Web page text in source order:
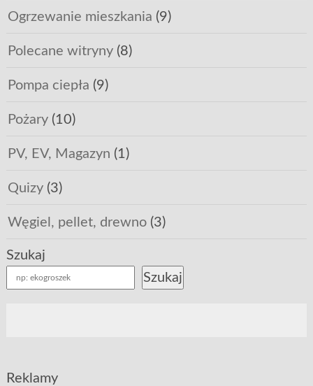
Ogrzewanie mieszkania (9)
Polecane witryny(8)
Pompa ciepła (9)
Pożary(10)
PV, EV, Magazyn (1)
Quizy(3)
Węgiel, pellet, drewno(3)
Szukaj
Szukaj
Reklamy